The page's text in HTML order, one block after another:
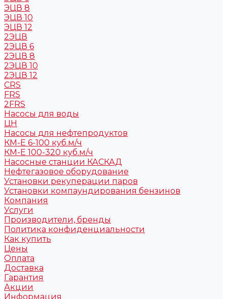
ЭЦВ 8
ЭЦВ 10
ЭЦВ 12
2ЭЦВ
2ЭЦВ 6
2ЭЦВ 8
2ЭЦВ 10
2ЭЦВ 12
CRS
FRS
2FRS
Насосы для воды
ЦН
Насосы для нефтепродуктов
КМ-Е 6-100 куб.м/ч
КМ-Е 100-320 куб.м/ч
Насосные станции КАСКАД
Нефтегазовое оборудование
Установки рекуперации паров
Установки компаундирования бензинов
Компания
Услуги
Производители, бренды
Политика конфиденциальности
Как купить
Цены
Оплата
Доставка
Гарантия
Акции
Информация